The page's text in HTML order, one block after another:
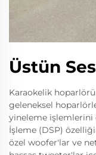
Üstün
Karaokelik
geleneksel
yineleme işlemlerini
İşleme (DSP)
özel woofer'lar ve